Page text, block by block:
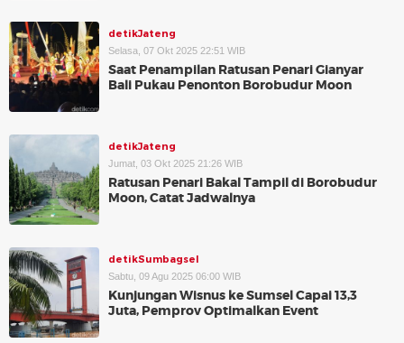
detikJateng
Selasa, 07 Okt 2025 22:51 WIB
Saat Penampilan Ratusan Penari Gianyar
Bali Pukau Penonton Borobudur Moon
detikJateng
Jumat, 03 Okt 2025 21:26 WIB
Ratusan Penari Bakal Tampil di Borobudur
Moon, Catat Jadwalnya
detikSumbagsel
Sabtu, 09 Agu 2025 06:00 WIB
Kunjungan Wisnus ke Sumsel Capai 13,3
Juta, Pemprov Optimalkan Event